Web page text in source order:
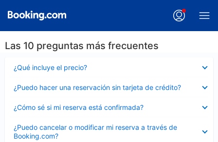
Las 10 preguntas más frecuentes
¿Qué incluye el precio?
cerrado
¿Puedo hacer una reservación sin tarjeta de crédito?
cerrado
¿Cómo sé si mi reserva está confirmada?
cerrado
¿Puedo cancelar o modificar mi reserva a través de
Booking.com?
cerrado